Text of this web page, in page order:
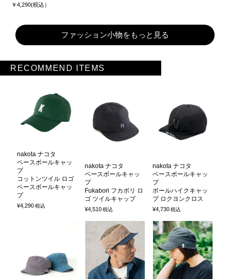
￥4,290(税込）
ファッション小物をもっと見る
RECOMMEND ITEMS
nakota ナコタ
ベースボールキャッ
プ
コットンツイル ロゴ
ベースボールキャッ
プ
¥4,290税込
nakota ナコタ
ベースボールキャッ
プ
Fukabori フカボリ ロ
ゴ ツイルキャップ
¥4,510税込
nakota ナコタ
ベースボールキャッ
プ
ボールハイクキャッ
プ ロクヨンクロス
¥4,730税込